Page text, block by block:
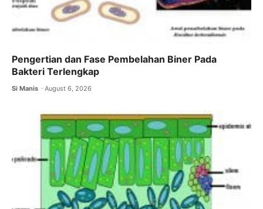
Pengertian dan Fase Pembelahan Biner Pada
Bakteri Terlengkap
Si Manis August 6, 2026